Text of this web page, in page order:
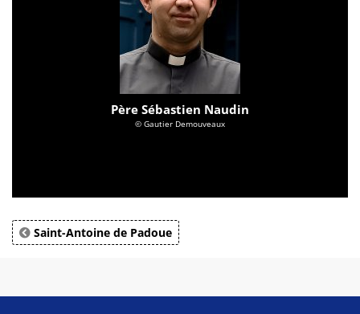
Père Sébastien Naudin
© Gautier Demouveaux
Saint-Antoine de Padoue